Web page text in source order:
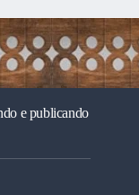
e publicando